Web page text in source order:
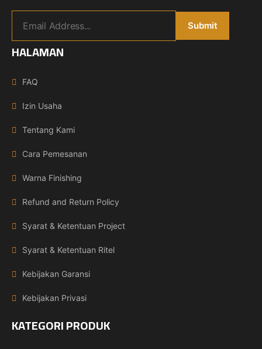
HALAMAN
FAQ
Izin Usaha
Tentang Kami
Cara Pemesanan
Warna Finishing
Refund and Return Policy
Syarat & Ketentuan Project
Syarat & Ketentuan Ritel
Kebijakan Garansi
Kebijakan Privasi
KATEGORI PRODUK